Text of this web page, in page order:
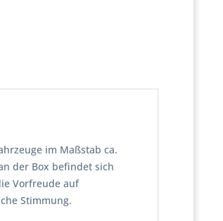
im Maßstab ca.
der Box befindet sich
Vorfreude auf
Stimmung.